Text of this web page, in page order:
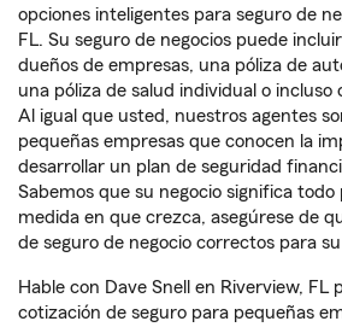
opciones inteligentes para seguro de
FL. Su seguro de negocios puede incluir
dueños de empresas, una póliza de
una póliza de salud individual o incluso
Al igual que usted, nuestros agentes
pequeñas empresas que conocen la
desarrollar un plan de seguridad
Sabemos que su negocio significa todo
medida en que crezca, asegúrese de
de seguro de negocio correctos para
Hable con Dave Snell en Riverview, FL
cotización de seguro para pequeñas